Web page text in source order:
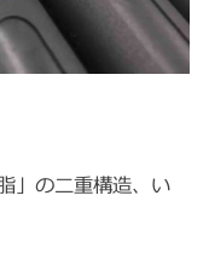
」の二重構造、い